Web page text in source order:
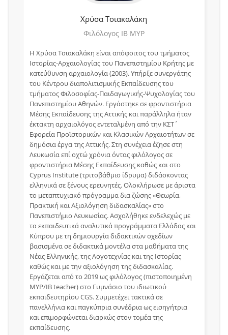
Χρύσα Τσιακαλάκη
Φιλόλογος IB MYP
Η Χρύσα Τσιακαλάκη είναι απόφοιτος του τμήματος
Ιστορίας-Αρχαιολογίας του Πανεπιστημίου Κρήτης με
κατεύθυνση αρχαιολογία (2003). Υπήρξε συνεργάτης
του Κέντρου διαπολιτισμικής Εκπαίδευσης του
τμήματος Φιλοσοφίας-Παιδαγωγικής-Ψυχολογίας του
Πανεπιστημίου Αθηνών. Εργάστηκε σε φροντιστήρια
Μέσης Εκπαίδευσης της Αττικής και παράλληλα ήταν
έκτακτη αρχαιολόγος εντεταλμένη από την ΚΣΤ΄
Εφορεία Προϊστορικών και Κλασικών Αρχαιοτήτων σε
δημόσια έργα της Αττικής. Στη συνέχεια έζησε στη
Λευκωσία επί οχτώ χρόνια όντας φιλόλογος σε
φροντιστήρια Μέσης Εκπαίδευσης καθώς και στο
Cyprus Institute (τριτοβάθμιο ίδρυμα) διδάσκοντας
ελληνικά σε ξένους ερευνητές. Ολοκλήρωσε με άριστα
το μεταπτυχιακό πρόγραμμα δια ζώσης «Θεωρία,
Πρακτική και Αξιολόγηση διδασκαλίας» στο
Πανεπιστήμιο Λευκωσίας. Ασχολήθηκε ενδελεχώς με
τα εκπαιδευτικά αναλυτικά προγράμματα Ελλάδας και
Κύπρου με τη δημιουργία διδακτικών σχεδίων
βασισμένα σε διδακτικά μοντέλα στα μαθήματα της
Νέας Ελληνικής, της Λογοτεχνίας και της Ιστορίας
καθώς και με την αξιολόγηση της διδασκαλίας.
Εργάζεται από το 2019 ως φιλόλογος (πιστοποιημένη
MYP/IB teacher) στο Γυμνάσιο του ιδιωτικού
εκπαιδευτηρίου CGS. Συμμετέχει τακτικά σε
πανελλήνια και παγκύπρια συνέδρια ως εισηγήτρια
και επιμορφώνεται διαρκώς στον τομέα της
εκπαίδευσης.